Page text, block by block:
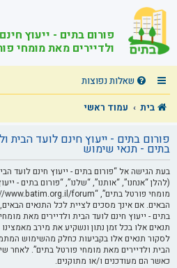
פורום בתים - ייעוץ
ולדיירים מאת מומחי
שאלות נפוצות
בית
עמוד ראשי
פורום בתים - ייעוץ חינם לועד הבית
בתים - תנאי שימוש
בעת הגישה אל “פורום בתים - ייעוץ חינם לועד
(להלן “אנחנו”, “אותנו”, “שלנו”, “פורום בתים -
הבאים. אם אינך מסכים לציית לכל התנאים
בתים - ייעוץ חינם לועד הבית ולדיירים מאת
תנאים אלו בכל זמן נתון ונשקיע את מירב
לסקור תנאים אלו בקביעות כחלק מהשימוש
הבית ולדיירים מאת מומחי פורטל בתים”. לאחר
כאשר הם מעודכנים ו/או מתוקנים.